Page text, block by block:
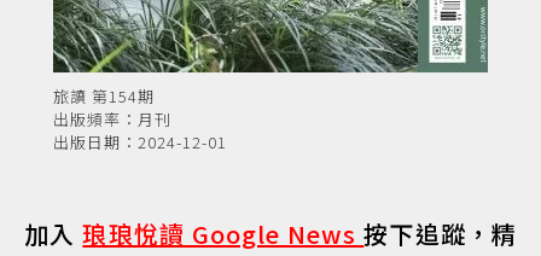
旅讀 第154期
出版頻率：月刊
出版日期：2024-12-01
加入琅琅悅讀 Google News按下追蹤，精